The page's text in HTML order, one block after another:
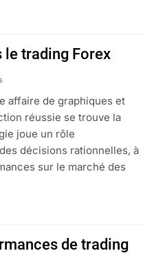
le trading Forex
affaire de graphiques et
réussie se trouve la
joue un rôle
décisions rationnelles, à
sur le marché des
de trading